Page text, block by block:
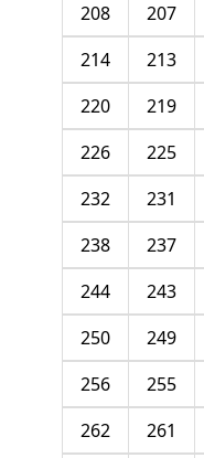
207
208
213
214
219
220
225
226
231
232
237
238
243
244
249
250
255
256
261
262